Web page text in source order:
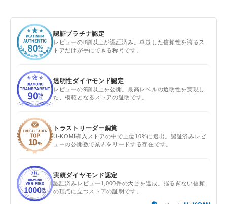
認証プラチナ認定
レビューの8割以上が認証済み。卓越した信頼性を誇るス
トアだけが手にできる称号です。
透明性ダイヤモンド認定
レビューの9割以上を公開。最高レベルの透明性を実現し
た、模範となるストアの証明です。
トラストリーダー銅賞
U-KOMI導入ストアの中で上位10%に選出。認証済みレビ
ューの公開数で業界をリードする存在です。
実績ダイヤモンド認定
認証済みレビュー1,000件の大台を達成。揺るぎない信頼
の頂点に立つストアの証明です。